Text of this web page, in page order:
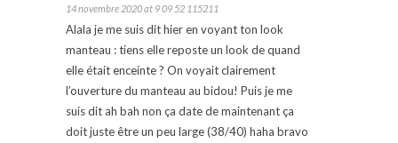
14 novembre 2020 at 9 09 52 115211
Alala je me suis dit hier en voyant ton look
manteau : tiens elle reposte un look de quand
elle était enceinte ? On voyait clairement
l’ouverture du manteau au bidou! Puis je me
suis dit ah bah non ça date de maintenant ça
doit juste être un peu large (38/40) haha bravo